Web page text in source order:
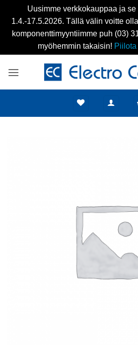
Uusimme verkkokauppaa ja
1.4.-17.5.2026. Tällä välin voitte
komponenttimyyntiimme puh (03)
myöhemmin takaisin!